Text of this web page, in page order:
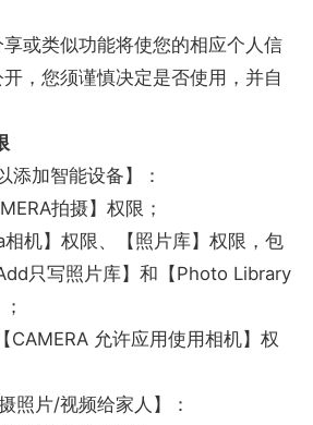
享或类似功能将使您的相应个人信
，您须谨慎决定是否使用，并自
添加智能设备】：
拍摄】权限；
机】权限、【照片库】权限，包
只写照片库】和【Photo Library
允许应用使用相机】权
照片/视频给家人】：